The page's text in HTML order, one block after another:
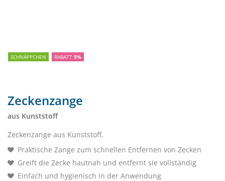
SCHNÄPPCHEN RABATT 5%
Zeckenzange
aus Kunststoff
Zeckenzange aus Kunststoff.
Praktische Zange zum schnellen Entfernen von Zecken
Greift die Zecke hautnah und entfernt sie vollständig
Einfach und hygienisch in der Anwendung